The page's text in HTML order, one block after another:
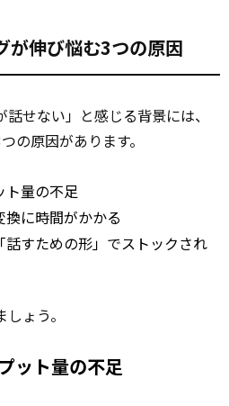
が伸び悩む3つの原因
話せない」と感じる背景には、
の原因があります。
ト量の不足
に時間がかかる
すための形」でストックされ
ょう。
ット量の不足